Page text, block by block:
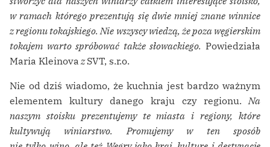
w ramach którego prezentują się dwie mniej znane winnice
z regionu tokajskiego. Nie wszyscy wiedzą, że poza węgierskim
tokajem warto spróbować także słowackiego. Powiedziała
Maria KleinovazSVT, s.r.o.
Nie od dziś wiadomo, że kuchnia jest bardzo ważnym
elementem kultury danego kraju czy regionu. Na
naszym stoisku prezentujemy te miasta i regiony, które
kultywują winiarstwo. Promujemy w ten sposób